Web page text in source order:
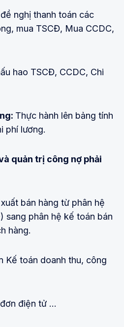
nghị thanh toán các
mua TSCĐ, Mua CCDC,
hao TSCĐ, CCDC, Chi
Thực hành lên bảng tính
phí lương.
quản trị công nợ phải
bán hàng từ phân hệ
sang phân hệ kế toán bán
hàng.
Kế toán doanh thu, công
điện tử …